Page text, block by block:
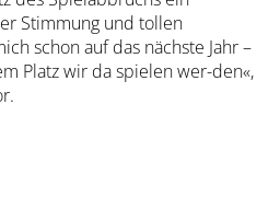
Stimmung und tollen
schon auf das nächste Jahr –
Platz wir da spielen wer-den«,